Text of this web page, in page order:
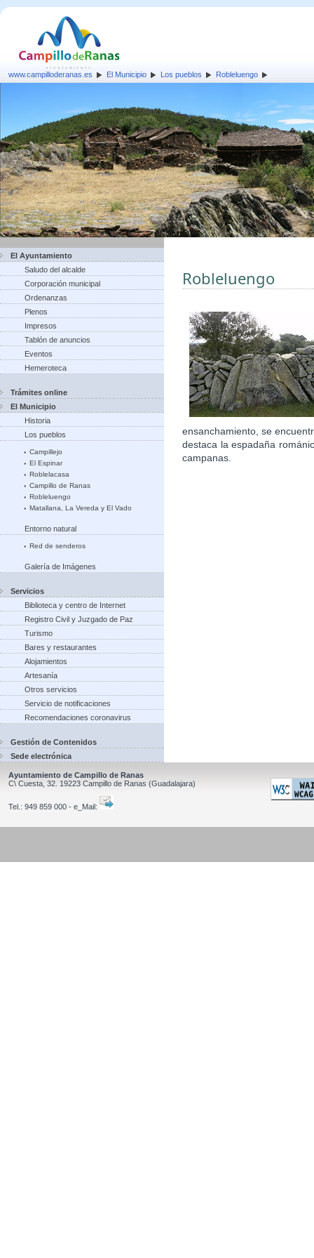
www.campilloderanas.es El Municipio Los pueblos Robleluengo
El Ayuntamiento
Saludo del alcalde
Corporación municipal
Ordenanzas
Plenos
Impresos
Tablón de anuncios
Eventos
Hemeroteca
Trámites online
El Municipio
Historia
Los pueblos
Campillejo
El Espinar
Roblelacasa
Campillo de Ranas
Robleluengo
Matallana, La Vereda y El Vado
Entorno natural
Red de senderos
Galería de Imágenes
Servicios
Biblioteca y centro de Internet
Registro Civil y Juzgado de Paz
Turismo
Bares y restaurantes
Alojamientos
Artesanía
Otros servicios
Servicio de notificaciones
Recomendaciones coronavirus
Gestión de Contenidos
Sede electrónica
Robleluengo
ensanchamiento, se
destaca la espadaña
campanas.
Ayuntamiento de Campillo de Ranas
C\ Cuesta, 32. 19223 Campillo de Ranas (Guadalajara)
Tel.: 949 859 000 - e_Mail: